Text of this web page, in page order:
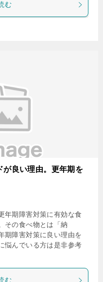
む
が良い理由。更年期を
年期障害対策に有効な食
その食べ物とは「納
期障害対策に良い理由を
悩んでいる方は是非参考
む